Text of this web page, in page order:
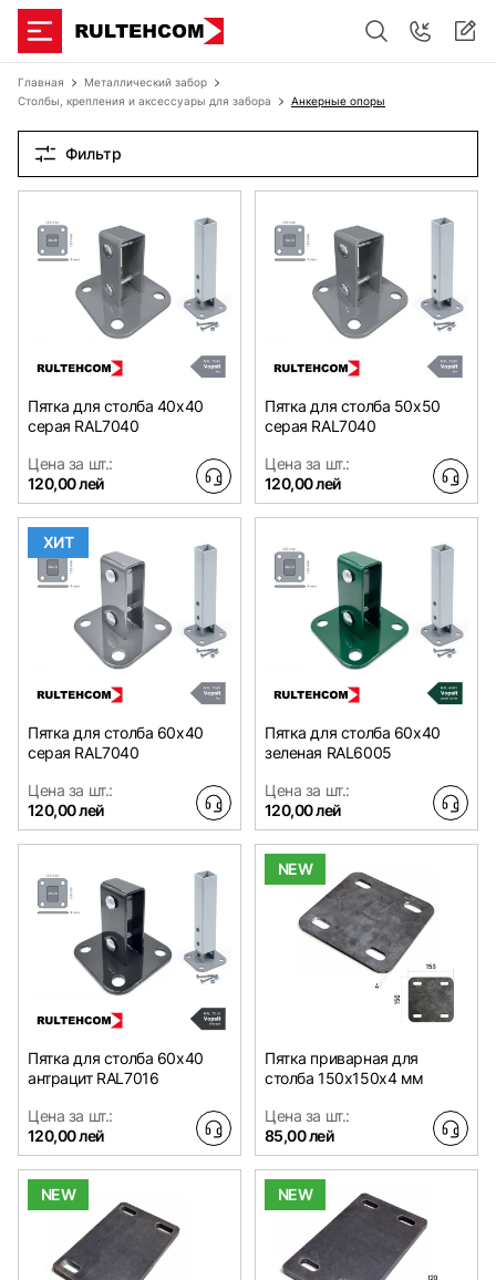
Главная
Металлический забор
Столбы, крепления и аксессуары для забора
Анкерные опоры
Фильтр
Пятка для столба 40x40
серая RAL7040
Цена за шт.:
120,00 лей
Пятка для столба 50x50
серая RAL7040
Цена за шт.:
120,00 лей
ХИТ
Пятка для столба 60x40
серая RAL7040
Цена за шт.:
120,00 лей
Пятка для столба 60x40
зеленая RAL6005
Цена за шт.:
120,00 лей
Пятка для столба 60x40
антрацит RAL7016
Цена за шт.:
120,00 лей
NEW
Пятка приварная для
столба 150x150х4 мм
Цена за шт.:
85,00 лей
NEW NEW